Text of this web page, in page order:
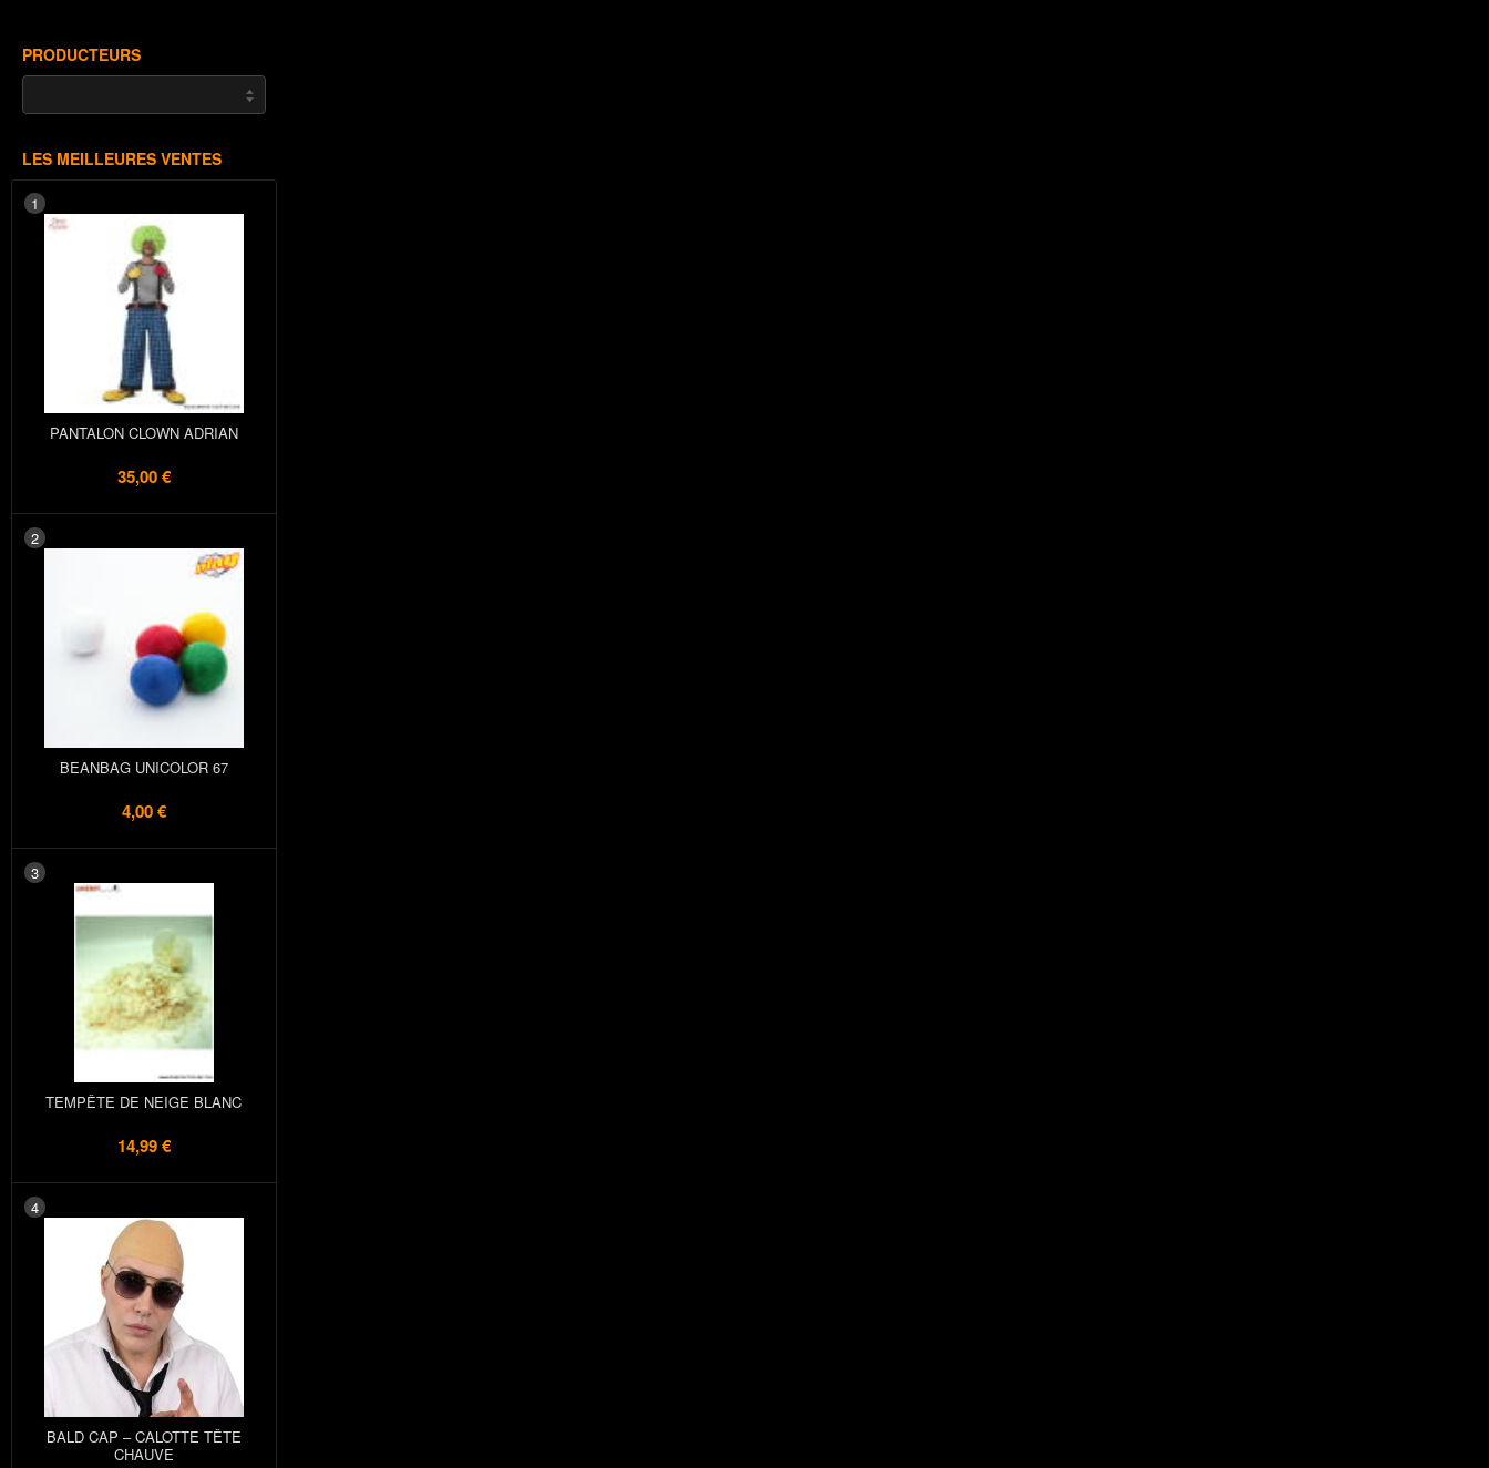
PRODUCTEURS
LES MEILLEURES VENTES
1
PANTALON CLOWN ADRIAN
35,00 €
2
BEANBAG UNICOLOR 67
4,00 €
3
TEMPÊTE DE NEIGE BLANC
14,99 €
4
BALD CAP – CALOTTE TÊTE
CHAUVE